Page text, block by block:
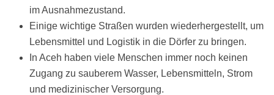
im Ausnahmezustand.
Einige wichtige Straßen wurden wiederhergestellt, um
Lebensmittel und Logistik in die Dörfer zu bringen.
In Aceh haben viele Menschen immer noch keinen
Zugang zu sauberem Wasser, Lebensmitteln, Strom
und medizinischer Versorgung.